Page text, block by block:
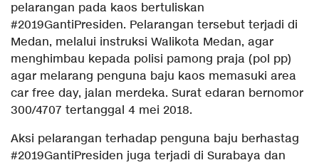
pelarangan pada kaos bertuliskan
#2019GantiPresiden. Pelarangan tersebut terjadi di
Medan, melalui instruksi Walikota Medan, agar
menghimbau kepada polisi pamong praja (pol pp)
agar melarang penguna baju kaos memasuki area
car free day, jalan merdeka. Surat edaran bernomor
300/4707 tertanggal 4 mei 2018.
Aksi pelarangan terhadap penguna baju berhastag
#2019GantiPresiden juga terjadi di Surabaya dan